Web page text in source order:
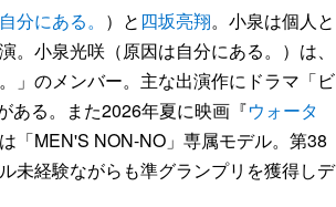
分にある。 ）と 四坂亮翔。小泉は個人と
小泉光咲（原因は自分にある。）は、
」のメンバー。主な出演作にドラマ「ビ
ある。また2026年夏に映画『ウォータ
「MEN'S NON-NO」専属モデル。第38
未経験ながらも準グランプリを獲得しデ